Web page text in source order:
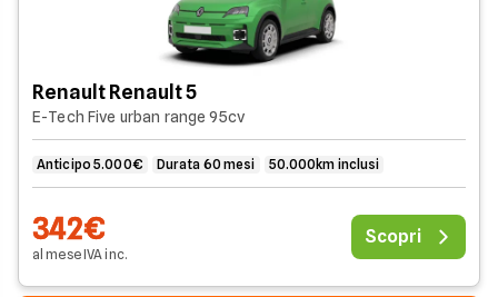
Renault Renault 5
E-Tech Five urban range 95cv
Anticipo 5.000€ Durata 60 mesi 50.000km inclusi
342€
al meseIVAinc.
Scopri